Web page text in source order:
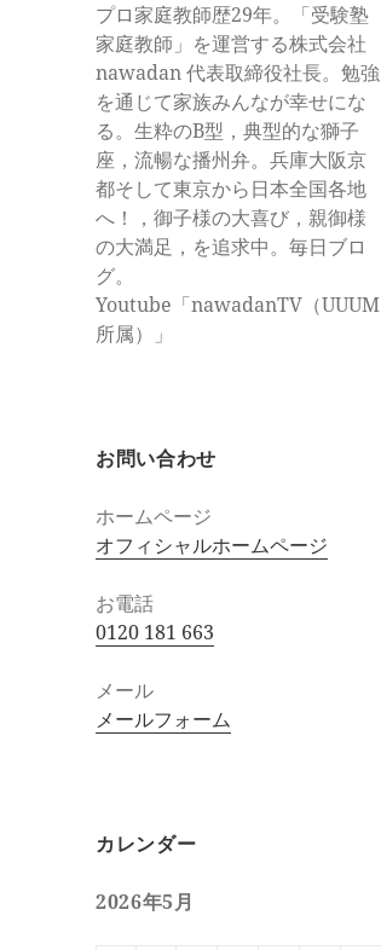
プロ家庭教師歴29年。「受験塾
家庭教師」を運営する株式会社
nawadan 代表取締役社長。勉強
を通じて家族みんなが幸せにな
る。生粋のB型，典型的な獅子
座，流暢な播州弁。兵庫大阪京
都そして東京から日本全国各地
へ！，御子様の大喜び，親御様
の大満足，を追求中。毎日ブロ
グ。
Youtube「nawadanTV（UUUM
所属）」
お問い合わせ
ホームページ
オフィシャルホームページ
お電話
0120 181 663
メール
メールフォーム
カレンダー
2026年5月